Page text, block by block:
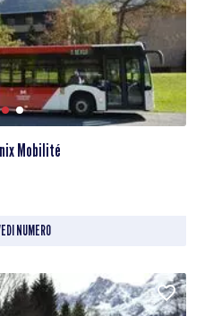
Mobilité
NUMERO